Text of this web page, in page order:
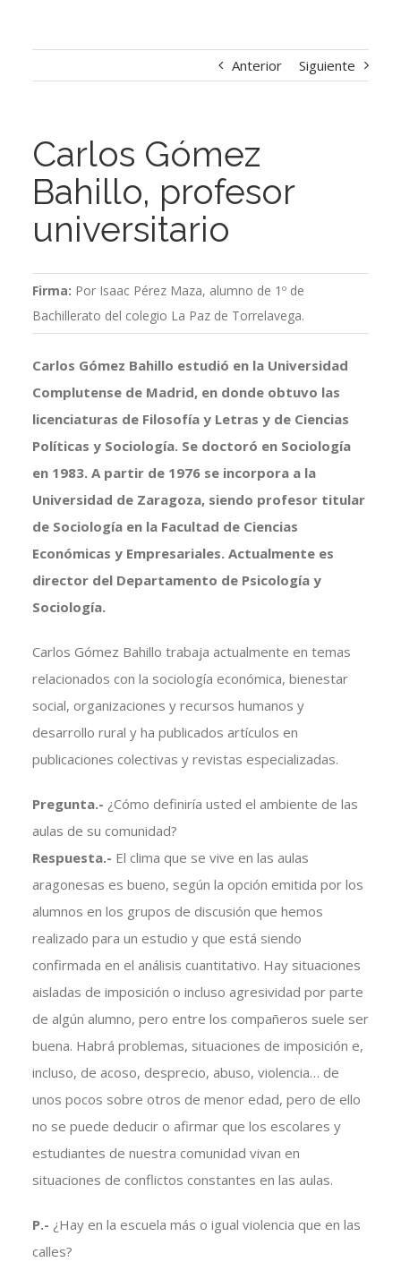
Anterior Siguiente
Carlos Gómez
Bahillo, profesor
universitario
Firma: Por Isaac Pérez Maza, alumno de 1º de
Bachillerato del colegio La Paz de Torrelavega.
Carlos Gómez Bahillo estudió en la Universidad
Complutense de Madrid, en donde obtuvo las
licenciaturas de Filosofía y Letras y de Ciencias
Políticas y Sociología. Se doctoró en Sociología
en 1983. A partir de 1976 se incorpora a la
Universidad de Zaragoza, siendo profesor titular
de Sociología en la Facultad de Ciencias
Económicas y Empresariales. Actualmente es
director del Departamento de Psicología y
Sociología.
Carlos Gómez Bahillo trabaja actualmente en temas
relacionados con la sociología económica, bienestar
social, organizaciones y recursos humanos y
desarrollo rural y ha publicados artículos en
publicaciones colectivas y revistas especializadas.
Pregunta.- ¿Cómo definiría usted el ambiente de las
aulas de su comunidad?
Respuesta.- El clima que se vive en las aulas
aragonesas es bueno, según la opción emitida por los
alumnos en los grupos de discusión que hemos
realizado para un estudio y que está siendo
confirmada en el análisis cuantitativo. Hay situaciones
aisladas de imposición o incluso agresividad por parte
de algún alumno, pero entre los compañeros suele ser
buena. Habrá problemas, situaciones de imposición e,
incluso, de acoso, desprecio, abuso, violencia… de
unos pocos sobre otros de menor edad, pero de ello
no se puede deducir o afirmar que los escolares y
estudiantes de nuestra comunidad vivan en
situaciones de conflictos constantes en las aulas.
P.- ¿Hay en la escuela más o igual violencia que en las
calles?